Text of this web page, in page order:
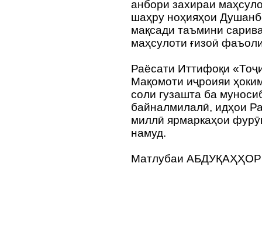
анбори захираи
шаҳру ноҳияҳои
мақсади таъмини
маҳсулоти
Раёсати Иттифоқи
Мақомоти иҷроияи
соли гузашта ба
байналмилалӣ, идҳои
миллӣ ярмаркаҳои
намуд.
Матлубаи АБДУҚАҲҲОР